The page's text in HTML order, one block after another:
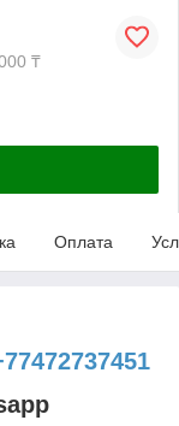
₸
Оплата